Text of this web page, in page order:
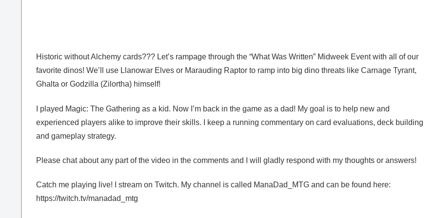
Historic without Alchemy cards??? Let’s rampage through the “What Was Written” Midweek Event with all of our
favorite dinos! We’ll use Llanowar Elves or Marauding Raptor to ramp into big dino threats like Carnage Tyrant,
Ghalta or Godzilla (Zilortha) himself!
I played Magic: The Gathering as a kid. Now I’m back in the game as a dad! My goal is to help new and
experienced players alike to improve their skills. I keep a running commentary on card evaluations, deck building
and gameplay strategy.
Please chat about any part of the video in the comments and I will gladly respond with my thoughts or answers!
Catch me playing live! I stream on Twitch. My channel is called ManaDad_MTG and can be found here:
https://twitch.tv/manadad_mtg